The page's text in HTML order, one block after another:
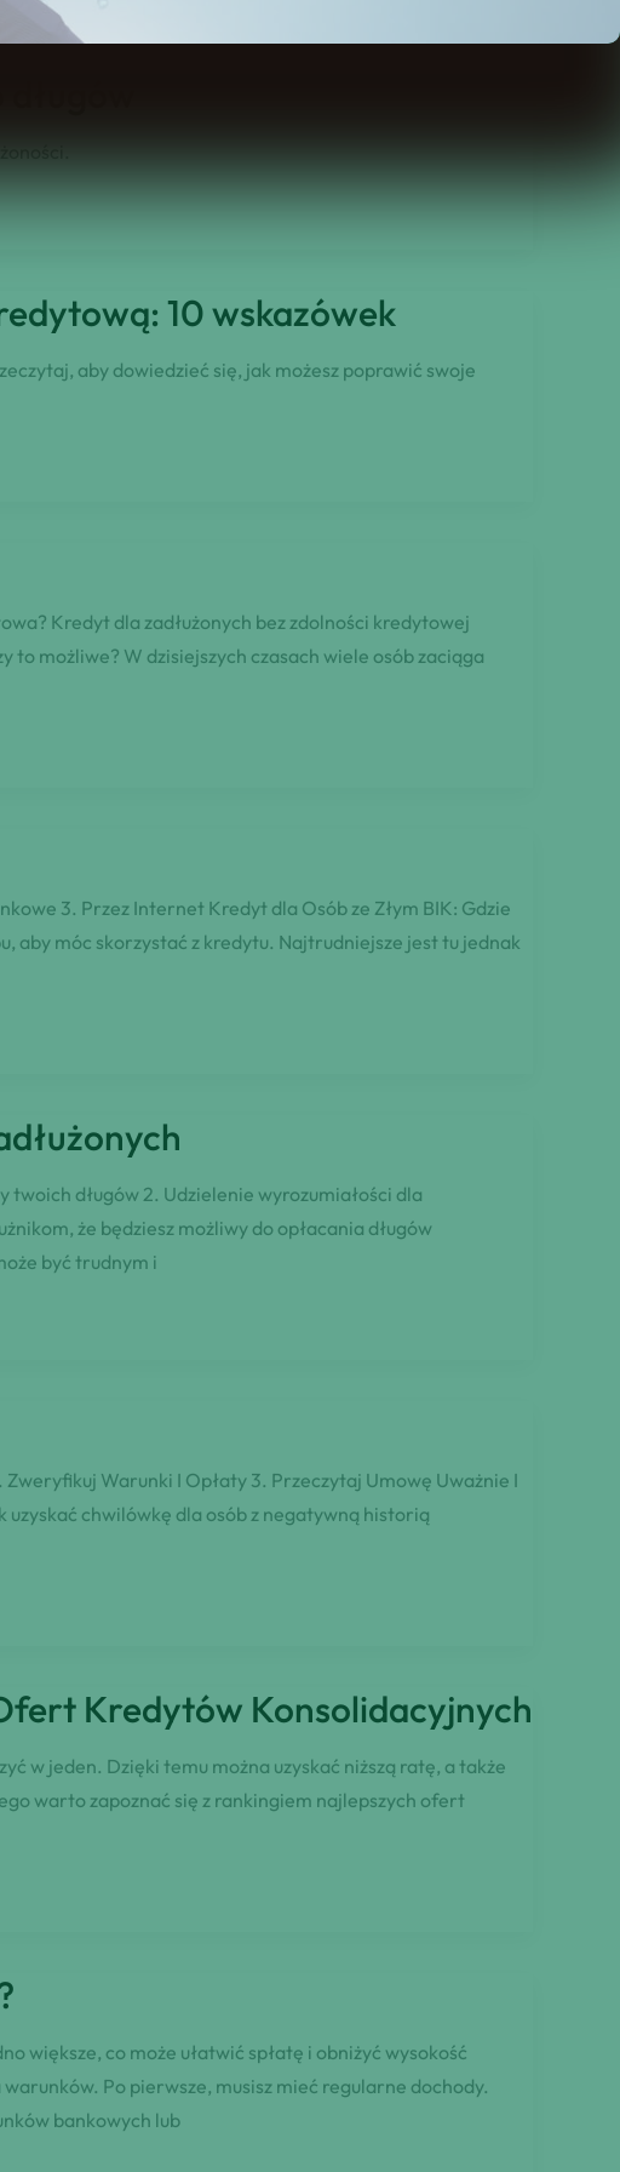
10 wskazówek
aby dowiedzieć się, jak możesz poprawić swoje
Kredyt dla zadłużonych bez zdolności kredytowej
możliwe? W dzisiejszych czasach wiele osób zaciąga
3. Przez Internet Kredyt dla Osób ze Złym BIK: Gdzie
aby móc skorzystać z kredytu. Najtrudniejsze jest tu jednak
twoich długów 2. Udzielenie wyrozumiałości dla
że będziesz możliwy do opłacania długów
być trudnym i
Warunki I Opłaty 3. Przeczytaj Umowę Uważnie I
uzyskać chwilówkę dla osób z negatywną historią
Kredytów Konsolidacyjnych
w jeden. Dzięki temu można uzyskać niższą ratę, a także
warto zapoznać się z rankingiem najlepszych ofert
większe, co może ułatwić spłatę i obniżyć wysokość
Po pierwsze, musisz mieć regularne dochody.
bankowych lub